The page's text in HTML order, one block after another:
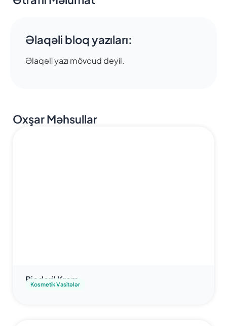
Əlaqəli bloq yazıları:
Əlaqəli yazı mövcud deyil.
Oxşar Məhsullar
Bioderil Krem
Kosmetik Vasitələr